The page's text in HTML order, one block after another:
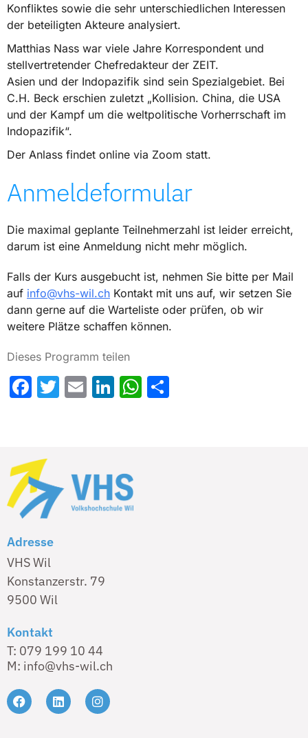
Konfliktes sowie die sehr unterschiedlichen Interessen
der beteiligten Akteure analysiert.
Matthias Nass war viele Jahre Korrespondent und
stellvertretender Chefredakteur der ZEIT.
Asien und der Indopazifik sind sein Spezialgebiet. Bei
C.H. Beck erschien zuletzt „Kollision. China, die USA
und der Kampf um die weltpolitische Vorherrschaft im
Indopazifik“.
Der Anlass findet online via Zoom statt.
Anmeldeformular
Die maximal geplante Teilnehmerzahl ist leider erreicht,
darum ist eine Anmeldung nicht mehr möglich.
Falls der Kurs ausgebucht ist, nehmen Sie bitte per Mail
auf info@vhs-wil.ch Kontakt mit uns auf, wir setzen Sie
dann gerne auf die Warteliste oder prüfen, ob wir
weitere Plätze schaffen können.
Dieses Programm teilen
Facebook
Twitter
EmailLinkedIn
WhatsApp
Adresse
VHS Wil
Konstanzerstr. 79
9500 Wil
Kontakt
T: 079 199 10 44
M: info@vhs-wil.ch